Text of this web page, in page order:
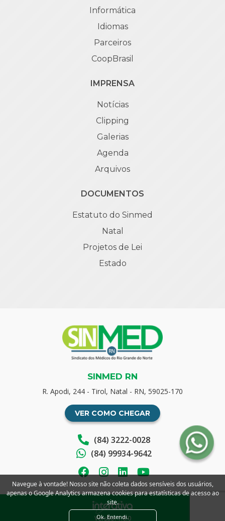
Informática
Idiomas
Parceiros
CoopBrasil
IMPRENSA
Notícias
Clipping
Galerias
Agenda
Arquivos
DOCUMENTOS
Estatuto do Sinmed
Natal
Projetos de Lei
Estado
SINMED RN
R. Apodi, 244 - Tirol, Natal - RN, 59025-170
VER COMO CHEGAR
(84) 3222-0028
(84) 99934-9642
Versão: 1.0.0
Navegue à vontade! Nosso site não coleta dados sensíveis dos usuários,
apenas o Google Analytics armazena cookies para estatísticas de acesso ao
site.
Ok. Entendi.